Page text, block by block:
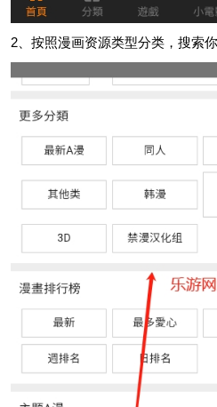
2、按照漫画资源类型分类，搜索